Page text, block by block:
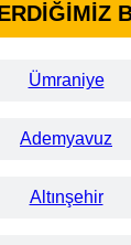
Ümraniye
Ademyavuz
Altınşehir